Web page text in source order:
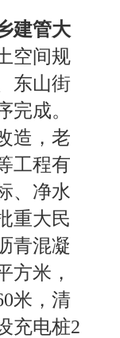
建管大
空间规
东山街
完成。
造，老
工程有
、 净水
重大民
青混凝
方米，
米，清
充电桩2